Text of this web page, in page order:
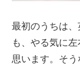
最初のうちは
も、やる気に
思います。そ